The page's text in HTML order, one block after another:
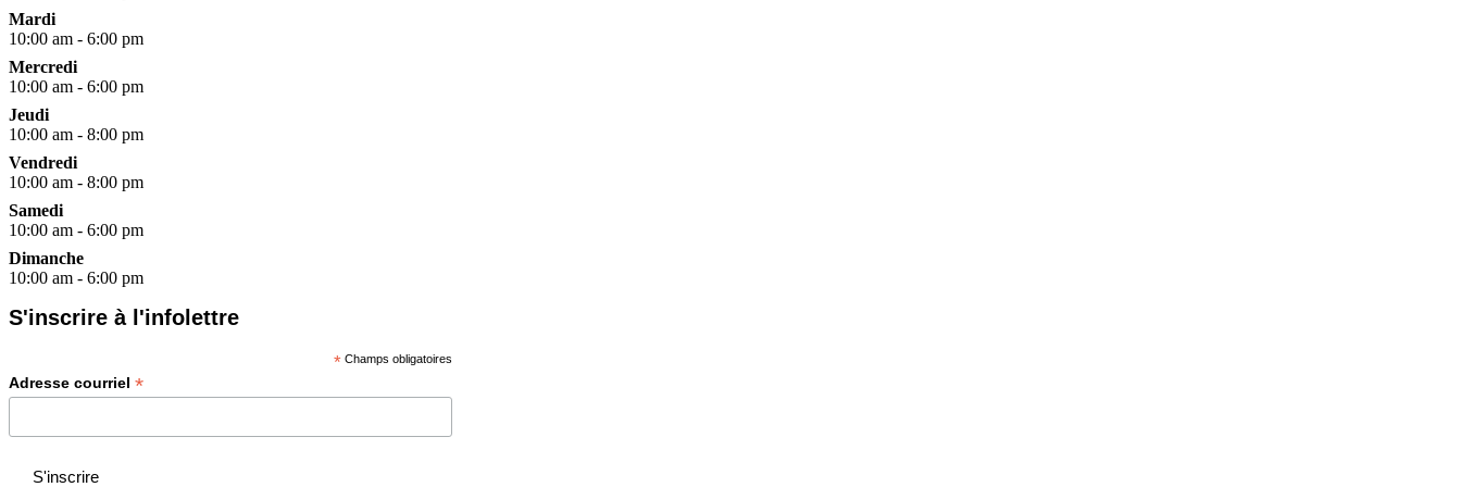
Mardi
10:00 am - 6:00 pm
Mercredi
10:00 am - 6:00 pm
Jeudi
10:00 am - 8:00 pm
Vendredi
10:00 am - 8:00 pm
Samedi
10:00 am - 6:00 pm
Dimanche
10:00 am - 6:00 pm
S'inscrire à l'infolettre
*Champs obligatoires
Adresse courriel *